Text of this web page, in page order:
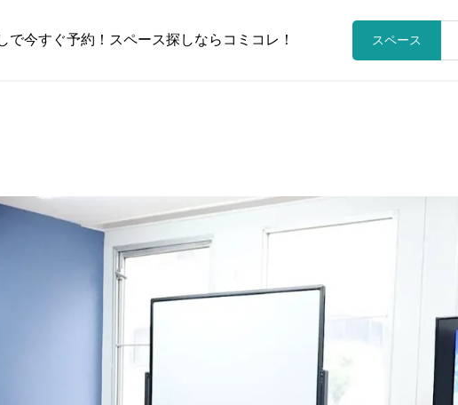
で今すぐ予約！スペース探しならコミコレ！ スペース